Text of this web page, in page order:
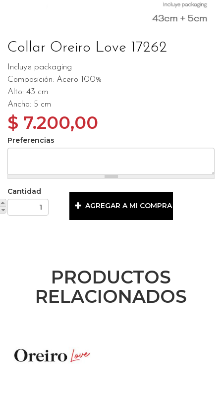
Collar Oreiro Love 17262
Incluye packaging
Composición: Acero 100%
Alto: 43 cm
Ancho: 5 cm
$ 7.200,00
Preferencias
Cantidad
AGREGAR A MI COMPRA
PRODUCTOS
RELACIONADOS